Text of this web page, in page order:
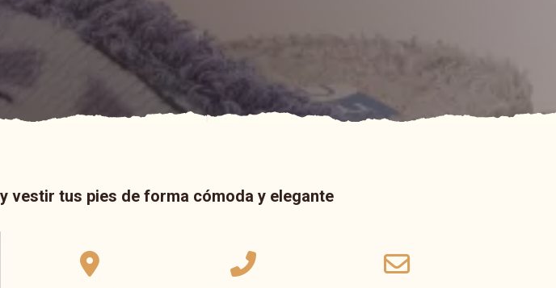
vestir tus pies de forma cómoda y elegante